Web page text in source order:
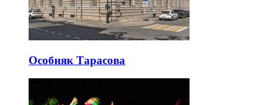
Особняк Тарасова